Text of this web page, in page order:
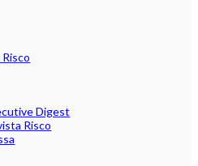
Digest
Risco